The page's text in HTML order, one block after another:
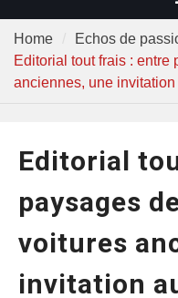
Home
Echos de
Editorial tout frais : entre
anciennes, une
Editorial
paysages
voitures
invitation